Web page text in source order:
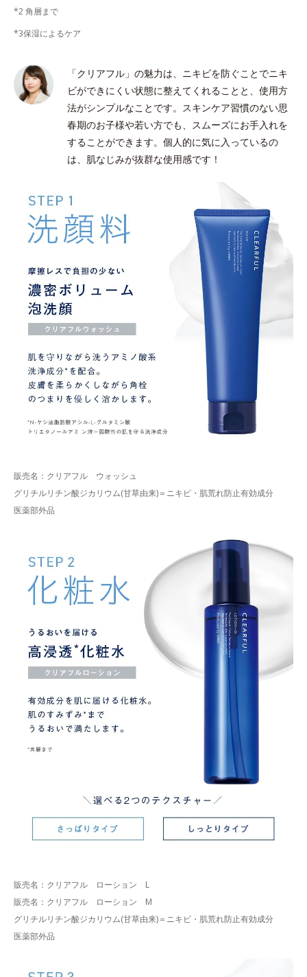
*2 角層まで
*3保湿によるケア
「クリアフル」の魅力は、ニキビを防ぐことでニキ
ビができにくい状態に整えてくれることと、使用方
法がシンプルなことです。スキンケア習慣のない思
春期のお子様や若い方でも、スムーズにお手入れを
することができます。個人的に気に入っているの
は、肌なじみが抜群な使用感です！
販売名：クリアフル ウォッシュ
グリチルリチン酸ジカリウム(甘草由来)＝ニキビ・肌荒れ防止有効成分
医薬部外品
販売名：クリアフル ローション L
販売名：クリアフル ローション M
グリチルリチン酸ジカリウム(甘草由来)＝ニキビ・肌荒れ防止有効成分
医薬部外品